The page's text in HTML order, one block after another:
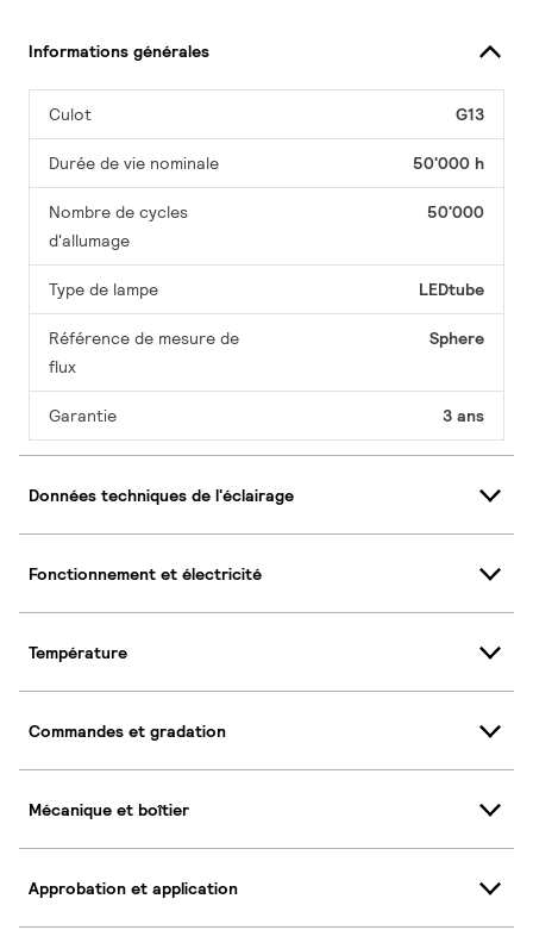
Informations générales
Culot G13
Durée de vie nominale 50'000 h
Nombre de cycles
d'allumage
50'000
Type de lampe LEDtube
Référence de mesure de
flux
Sphere
Garantie 3 ans
Données techniques de l'éclairage
Fonctionnement et électricité
Température
Commandes et gradation
Mécanique et boîtier
Approbation et application